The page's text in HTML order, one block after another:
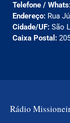
Telefone /
Endereço: Rua
Cidade/UF: São
Caixa Postal:
Rádio